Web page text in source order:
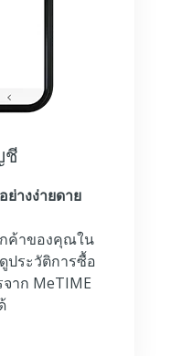
ชี
างง่ายดาย
ค้าของคุณใน
ประวัติการซื้อ
าก MeTIME